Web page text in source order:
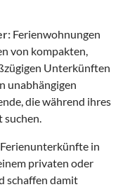
Ferienwohnungen
von kompakten,
Unterkünften
unabhängigen
die während ihres
in
privaten oder
schaffen damit